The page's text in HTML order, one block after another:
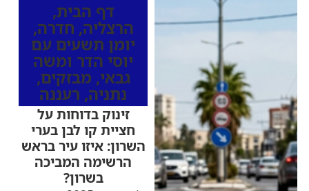
דף הבית,
הרצליה, חדרה,
יומן תשעים עם
יוסי הדר ומשה
גבאי, מבזקים,
נתניה, רעננה
זינוק בדוחות על
חציית קו לבן בערי
השרון: איזו עיר בראש
הרשימה המביכה
בשרון?